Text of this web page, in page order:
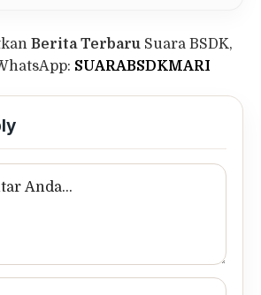
Berita Terbaru Suara BSDK,
SUARABSDKMARI